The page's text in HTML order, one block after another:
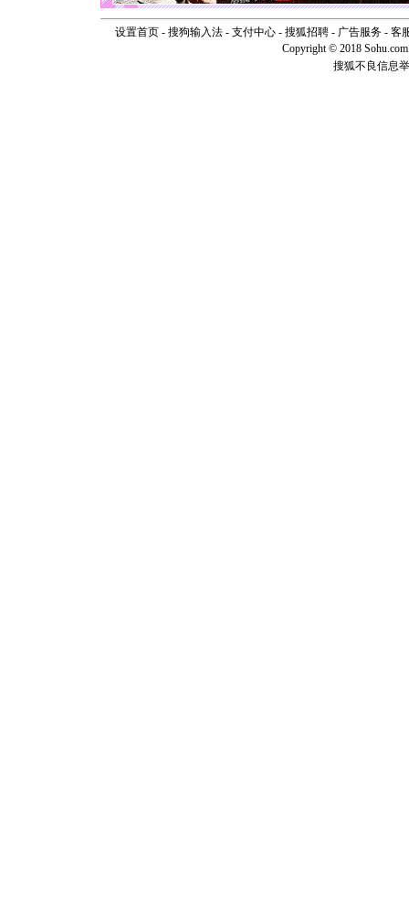
断电。爱
你是我专
[元旦]
如
起；二是
离。水晶
设置首页- 搜狗输入法- 支付中心- 搜狐招聘- 广告服务- 客
Copyright © 2018
搜狐不良信息